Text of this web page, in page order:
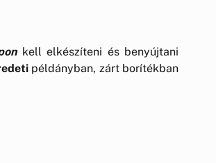
kell elkészíteni és benyújtani
példányban, zárt borítékban